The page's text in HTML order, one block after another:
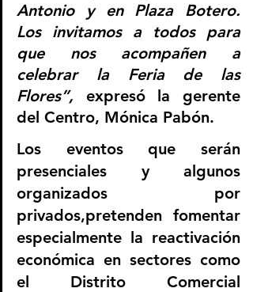
Antonio y en Plaza Botero.
Los invitamos a todos para
que nos acompañen a
celebrar la Feria de las
Flores”, expresó la gerente
del Centro, Mónica Pabón.
Los eventos que serán
presenciales y algunos
organizados por
privados,pretenden fomentar
especialmente la reactivación
económica en sectores como
el Distrito Comercial